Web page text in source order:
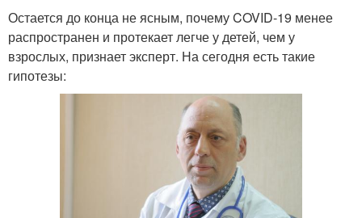
Остается до конца не ясным, почему COVID-19 менее
распространен и протекает легче у детей, чем у
взрослых, признает эксперт. На сегодня есть такие
гипотезы: